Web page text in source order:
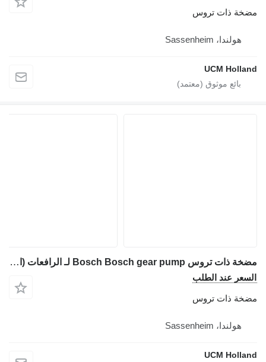
مضخة ذات تروس
هولندا، Sassenheim
UCM Holland
مضخة ذات تروس Bosch Bosch gear pump لـ الرافعات (الأوناش)
السعر عند الطلب
مضخة ذات تروس
هولندا، Sassenheim
UCM Holland